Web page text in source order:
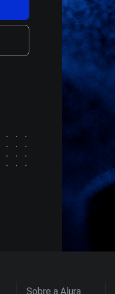
Sobre a Alura